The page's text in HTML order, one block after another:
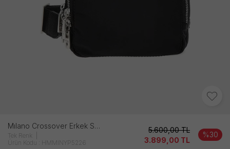
Mılano Crossover Erkek Si̇yah Çanta
Tek Renk
Ürün Kodu : HMMINYP5226
5.600,00TL
3.899,00 TL
%30